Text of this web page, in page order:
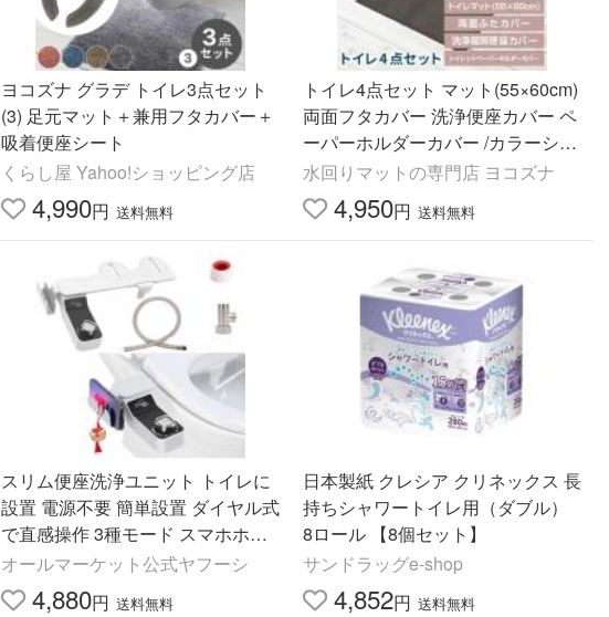
ヨコズナ グラデ トイレ3点セット
(3) 足元マット＋兼用フタカバー＋
吸着便座シート
くらし屋 Yahoo!ショッピング店
4,990円 送料無料
トイレ4点セット マット(55×60cm)
両面フタカバー 洗浄便座カバー ペ
ーパーホルダーカバー /カラーショ
ップ チャコールグレー
水回りマットの専門店 ヨコズナ
4,950円 送料無料
スリム便座洗浄ユニット トイレに
設置 電源不要 簡単設置 ダイヤル式
で直感操作 3種モード スマホホル
ダー付き 接続ホース付き 水道用圧
洗浄 妊婦 お年寄り 男女
オールマーケット公式ヤフーシ
4,880円 送料無料
日本製紙 クレシア クリネックス 長
持ちシャワートイレ用（ダブル）
8ロール 【8個セット】
サンドラッグe-shop
4,852円 送料無料